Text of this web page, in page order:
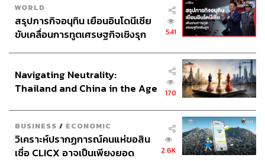
WORLD
สรุปภารกิจอนุทิน เยือนอินโดนีเซีย
ขับเคลื่อนการทูตเศรษฐกิจเชิงรุก
541
Navigating Neutrality:
Thailand and China in the Age
170
BUSINESS / ECONOMIC
วิเคราะห์ปรากฏการณ์คนแห่ขอสิน
เชื่อ CLICX อาจเป็นเพียงยอด
2.6K